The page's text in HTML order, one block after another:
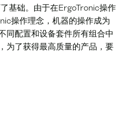
基础。由于在ErgoTronic操作
操作理念，机器的操作成为
同配置和设备套件所有组合中
为了获得最高质量的产品，要